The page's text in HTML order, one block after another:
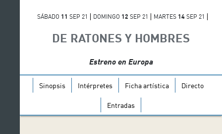
SÁBADO 11 SEP 21 DOMINGO 12 SEP 21 MARTES 14SEP 21
DE RATONES Y HOMBRES
Estreno en Europa
Sinopsis Intérpretes Ficha artística Directo
Entradas